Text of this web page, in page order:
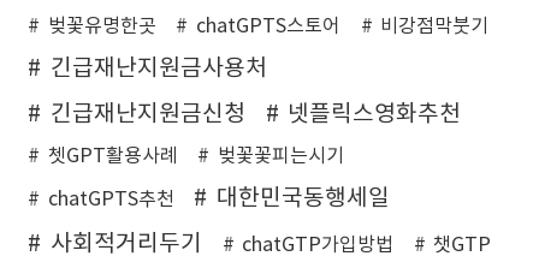
벚꽃유명한곳
chatGPTS스토어 비강점막붓기
긴급재난지원금사용처
긴급재난지원금신청
넷플릭스영화추천
쳇GPT활용사례
벚꽃꽃피는시기
chatGPTS추천
대한민국동행세일
사회적거리두기
chatGTP가입방법
챗GTP